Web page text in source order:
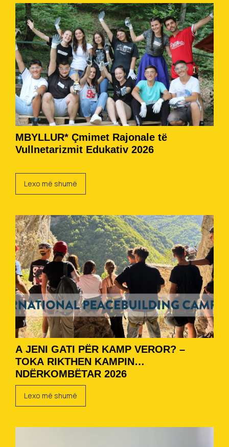
MBYLLUR* Çmimet Rajonale të
Vullnetarizmit Edukativ 2026
Lexo më shumë
A JENI GATI PËR KAMP VEROR? –
TOKA RIKTHEN KAMPIN
NDËRKOMBËTAR 2026
Lexo më shumë